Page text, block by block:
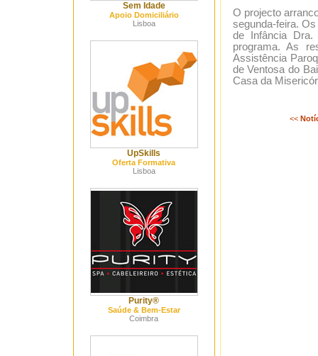
Sem Idade
Apoio Domiciliário
Lisboa
UpSkills
Oferta Formativa
Lisboa
Purity®
Saúde & Bem-Estar
Coimbra
O projecto
segunda-feira.
de Infância
programa. As
Assistência
de Ventosa do
Casa da
<<